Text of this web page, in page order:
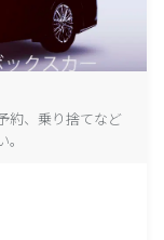
約、乗り捨てなど